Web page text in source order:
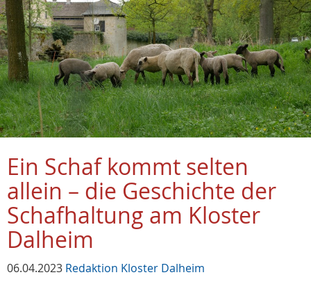
Ein Schaf kommt selten
allein – die Geschichte der
Schafhaltung am Kloster
Dalheim
06.04.2023 Redaktion Kloster Dalheim